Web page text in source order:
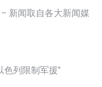
– 新闻取自各大新闻媒